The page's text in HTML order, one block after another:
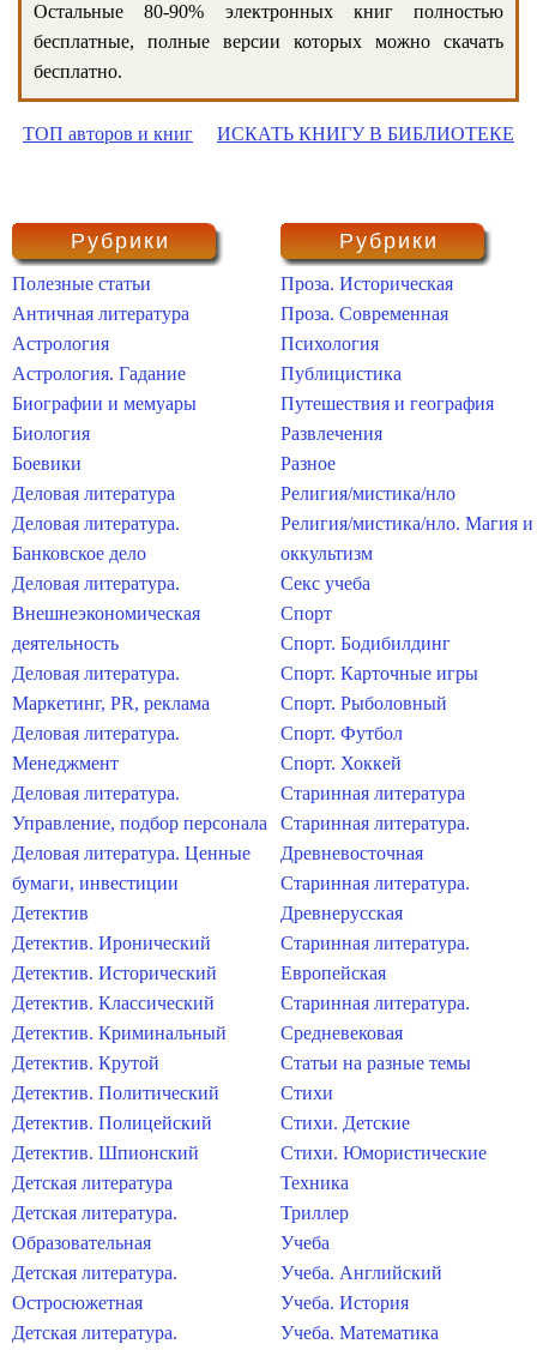
Остальные 80-90% электронных книг полностью
бесплатные, полные версии которых можно скачать
бесплатно.
ТОП авторов и книг ИСКАТЬ КНИГУ В БИБЛИОТЕКЕ
Рубрики
Полезные статьи
Античная литература
Астрология
Астрология. Гадание
Биографии и мемуары
Биология
Боевики
Деловая литература
Деловая литература.
Банковское дело
Деловая литература.
Внешнеэкономическая
деятельность
Деловая литература.
Маркетинг, PR, реклама
Деловая литература.
Менеджмент
Деловая литература.
Управление, подбор персонала
Деловая литература. Ценные
бумаги, инвестиции
Детектив
Детектив. Иронический
Детектив. Исторический
Детектив. Классический
Детектив. Криминальный
Детектив. Крутой
Детектив. Политический
Детектив. Полицейский
Детектив. Шпионский
Детская литература
Детская литература.
Образовательная
Детская литература.
Остросюжетная
Детская литература.
Рубрики
Проза. Историческая
Проза. Современная
Психология
Публицистика
Путешествия и география
Развлечения
Разное
Религия/мистика/нло
Религия/мистика/нло. Магия и
оккультизм
Секс учеба
Спорт
Спорт. Бодибилдинг
Спорт. Карточные игры
Спорт. Рыболовный
Спорт. Футбол
Спорт. Хоккей
Старинная литература
Старинная литература.
Древневосточная
Старинная литература.
Древнерусская
Старинная литература.
Европейская
Старинная литература.
Средневековая
Статьи на разные темы
Стихи
Стихи. Детские
Стихи. Юмористические
Техника
Триллер
Учеба
Учеба. Английский
Учеба. История
Учеба. Математика